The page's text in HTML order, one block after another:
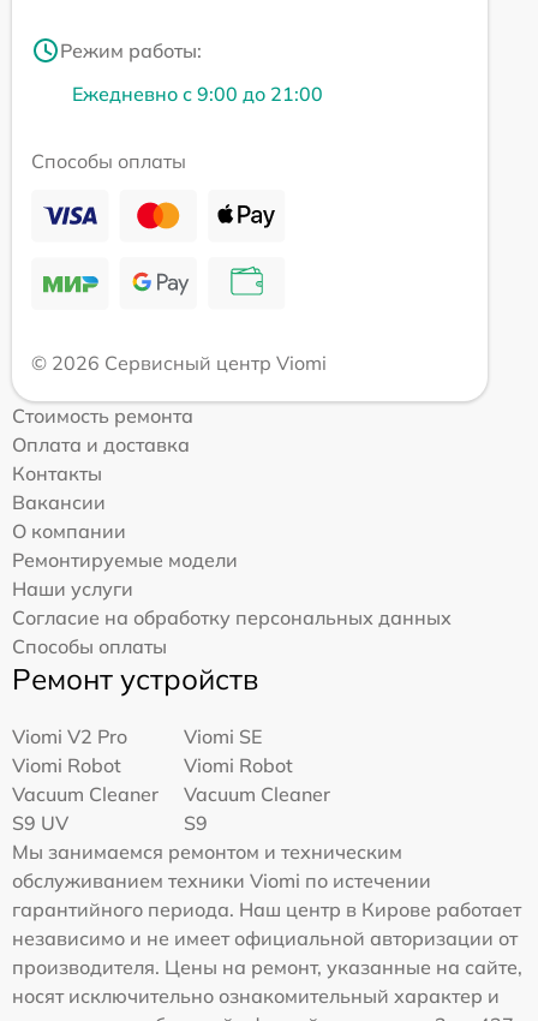
Режим работы:
Ежедневно с 9:00 до 21:00
Способы оплаты
© 2026 Сервисный центр Viomi
Стоимость ремонта
Оплата и доставка
Контакты
Вакансии
О компании
Ремонтируемые модели
Наши услуги
Согласие на обработку персональных данных
Способы оплаты
Ремонт устройств
Viomi V2 Pro
Viomi SE
Viomi Robot
Vacuum Cleaner
S9 UV
Viomi Robot
Vacuum Cleaner
S9
Мы занимаемся ремонтом и техническим
обслуживанием техники Viomi по истечении
гарантийного периода. Наш центр в Кирове работает
независимо и не имеет официальной авторизации от
производителя. Цены на ремонт, указанные на сайте,
носят исключительно ознакомительный характер и